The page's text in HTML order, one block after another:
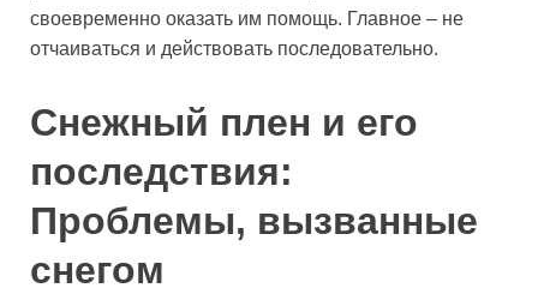
своевременно оказать им помощь. Главное – не
отчаиваться и действовать последовательно.
Снежный плен и его
последствия:
Проблемы, вызванные
снегом